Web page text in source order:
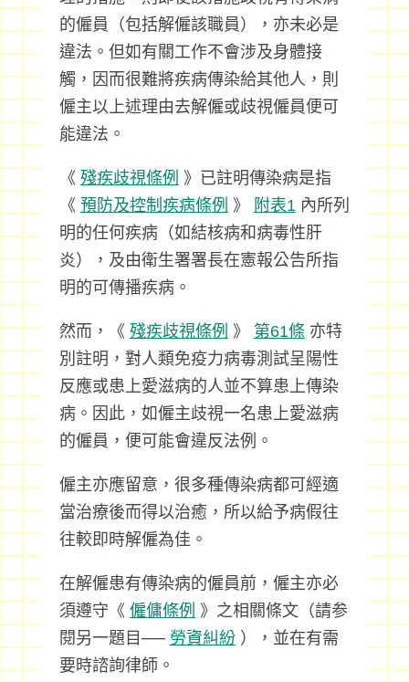
的僱員（包括解僱該職員），亦未必是
違法。但如有關工作不會涉及身體接
觸，因而很難將疾病傳染給其他人，則
僱主以上述理由去解僱或歧視僱員便可
能違法。
《 殘疾歧視條例 》已註明傳染病是指
《 預防及控制疾病條例 》 附表1內所列
明的任何疾病（如結核病和病毒性肝
炎），及由衛生署署長在憲報公告所指
明的可傳播疾病。
然而，《 殘疾歧視條例 》 第61條 亦特
別註明，對人類免疫力病毒測試呈陽性
反應或患上愛滋病的人並不算患上傳染
病。因此，如僱主歧視一名患上愛滋病
的僱員，便可能會違反法例。
僱主亦應留意，很多種傳染病都可經適
當治療後而得以治癒，所以給予病假往
往較即時解僱為佳。
在解僱患有傳染病的僱員前，僱主亦必
須遵守《 僱傭條例 》之相關條文（請参
閱另一題目── 勞資糾紛），並在有需
要時諮詢律師。